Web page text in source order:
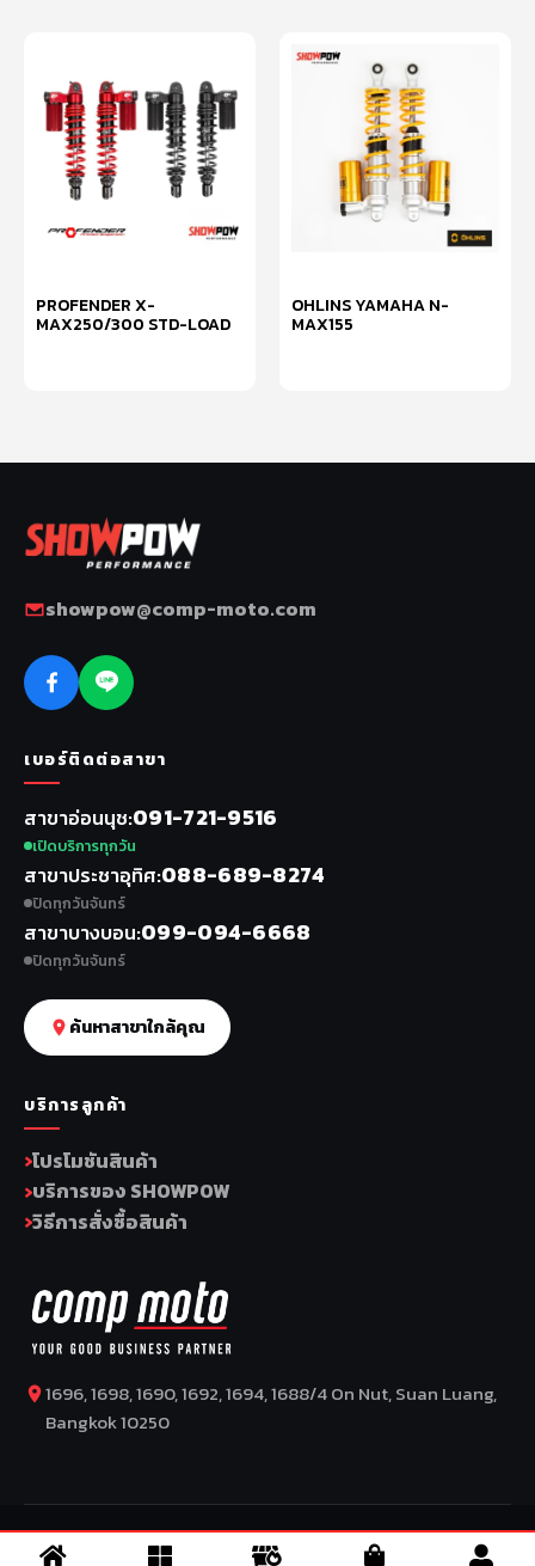
PROFENDER X-
MAX250/300 STD-LOAD
OHLINS YAMAHA N-
MAX155
showpow@comp-moto.com
เบอร์ติดต่อสาขา
สาขาอ่อนนุช 091-721-9516
เปิดบริการทุกวัน
สาขาประชาอุทิศ 088-689-8274
ปิดทุกวันจันทร์
สาขาบางบอน 099-094-6668
ปิดทุกวันจันทร์
ค้นหาสาขาใกล้คุณ
บริการลูกค้า
โปรโมชันสินค้า
บริการของ SHOWPOW
วิธีการสั่งซื้อสินค้า
1696, 1698, 1690, 1692, 1694, 1688/4 On Nut, Suan Luang,
Bangkok 10250
COPYRIGHT BY COMP MOTO CO., LTD © 2026–SuperBike x